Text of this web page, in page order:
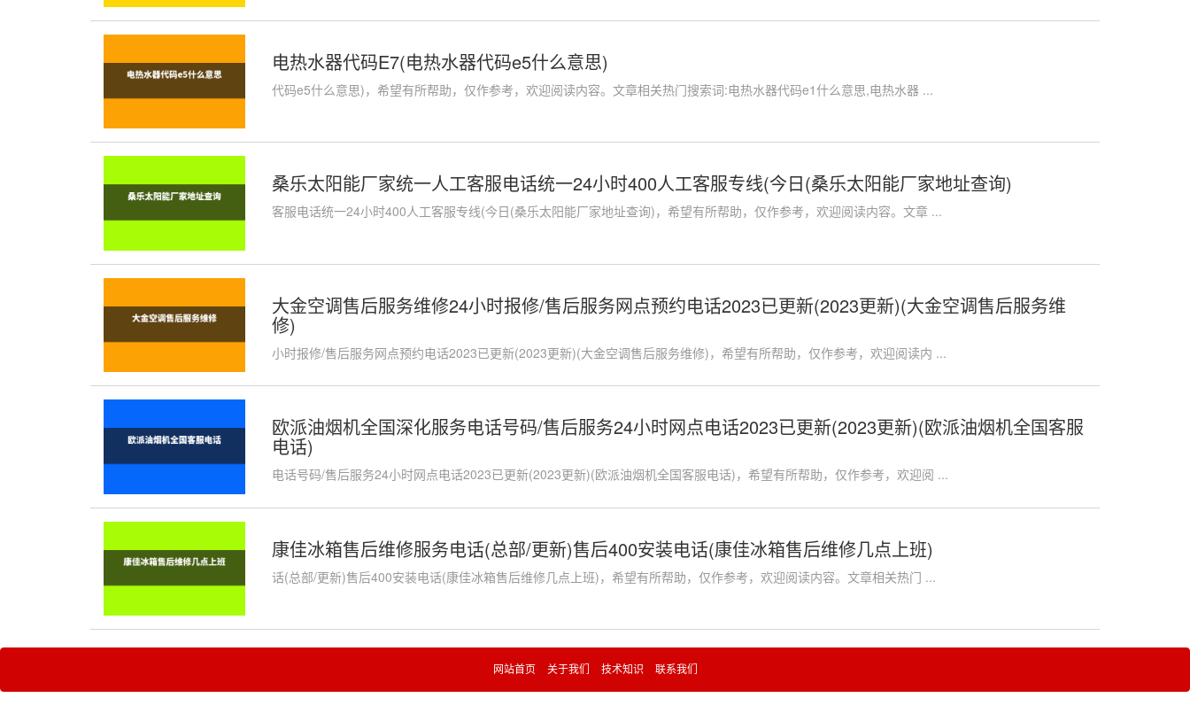
电热水器代码E7(电热水器代码e5什么意思)
代码e5什么意思)，希望有所帮助，仅作参考，欢迎阅读内容。文章相关热门搜索词:电热水器代码e1什么意思,电热水器 ...
桑乐太阳能厂家统一人工客服电话统一24小时400人工客服专线(今日(桑乐太阳能厂家地址查询)
客服电话统一24小时400人工客服专线(今日(桑乐太阳能厂家地址查询)，希望有所帮助，仅作参考，欢迎阅读内容。文章 ...
大金空调售后服务维修24小时报修/售后服务网点预约电话2023已更新(2023更新)(大金空调售后服务维
修)
小时报修/售后服务网点预约电话2023已更新(2023更新)(大金空调售后服务维修)，希望有所帮助，仅作参考，欢迎阅读内 ...
欧派油烟机全国深化服务电话号码/售后服务24小时网点电话2023已更新(2023更新)(欧派油烟机全国客服
电话)
电话号码/售后服务24小时网点电话2023已更新(2023更新)(欧派油烟机全国客服电话)，希望有所帮助，仅作参考，欢迎阅 ...
康佳冰箱售后维修服务电话(总部/更新)售后400安装电话(康佳冰箱售后维修几点上班)
话(总部/更新)售后400安装电话(康佳冰箱售后维修几点上班)，希望有所帮助，仅作参考，欢迎阅读内容。文章相关热门 ...
网站首页 关于我们 技术知识 联系我们